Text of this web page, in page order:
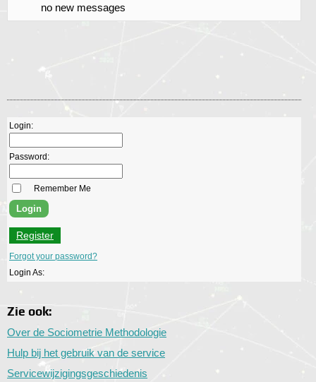
no new messages
Login:
Password:
Remember Me
Register
Forgot your password?
Login As:
Zie ook:
Over de Sociometrie Methodologie
Hulp bij het gebruik van de service
Servicewijzigingsgeschiedenis